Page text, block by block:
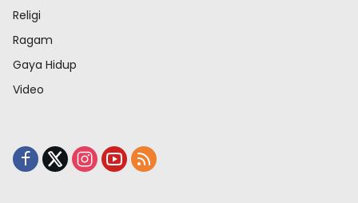
Religi
Ragam
Gaya Hidup
Video